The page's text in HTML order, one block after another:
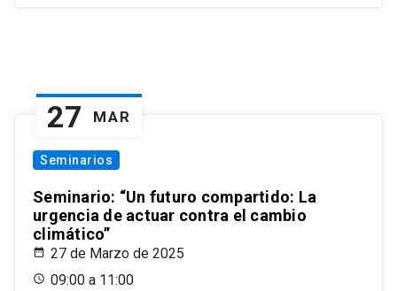
27 MAR
Seminarios
Seminario: “Un futuro compartido: La
urgencia de actuar contra el cambio
climático”
27 de Marzo de 2025
09:00 a 11:00